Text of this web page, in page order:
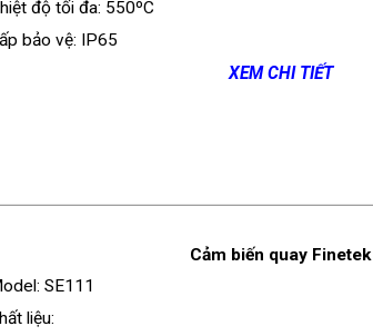
độ tối đa: 550ºC
bảo vệ: IP65
XEM CHI TIẾT
Cảm biến quay Finetek
SE111
liệu: